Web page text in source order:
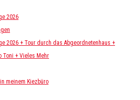
2026
2026 + Tour durch das Abgeordnetenhaus +
Toni + Vieles Mehr
meinem Kiezbüro